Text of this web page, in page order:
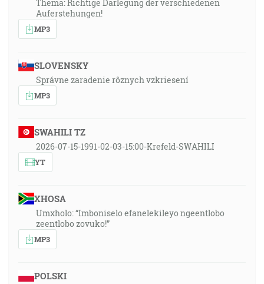
Thema: Richtige Darlegung der verschiedenen
Auferstehungen!
MP3
SLOVENSKY
Správne zaradenie rôznych vzkriesení
MP3
SWAHILI TZ
2026-07-15-1991-02-03-15:00-Krefeld-SWAHILI
YT
XHOSA
Umxholo: “Imboniselo efanelekileyo ngeentlobo
zeentlobo zovuko!”
MP3
POLSKI